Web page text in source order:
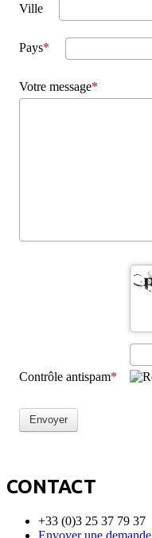
Ville
Pays
Votre message
Contrôle antispam
Envoyer
CONTACT
+33 (0)3 25 37 79 37